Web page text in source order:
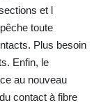
et l
toute
Plus besoin
Enfin, le
au nouveau
contact à fibre